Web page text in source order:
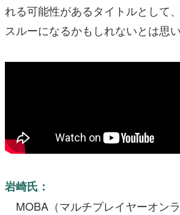
れる可能性があるタイトルとして
スルーになるかもしれないとは思い
岩崎氏：
MOBA（マルチプレイヤーオン